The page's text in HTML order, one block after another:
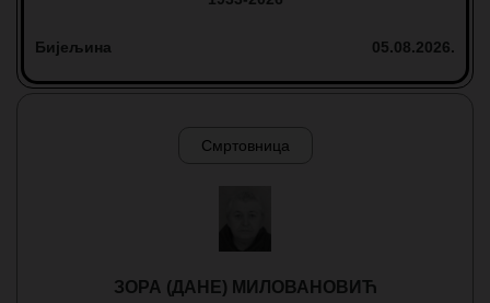
Бијељина 05.08.2026.
Смртовница
ЗОРА (ДАНЕ) МИЛОВАНОВИЋ